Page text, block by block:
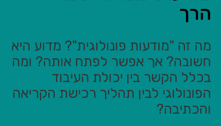
הרך
מה זה "מודעות פונולוגית"? מדוע היא
חשובה? אך אפשר לפתח אותה? ומה
בכלל הקשר בין יכולת העיבוד
הפונולוגי לבין תהליך רכישת הקריאה
והכתיבה?